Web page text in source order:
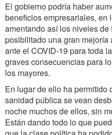
El gobierno podría haber
beneficios empresariales, en
amentando así los niveles
posibilitado una gran
ante el COVID-19 para toda
graves consecuencias para
los mayores.
En lugar de ello ha permitido
sanidad pública se vean
noche muchos de ellos, sin
Están dando todo lo que